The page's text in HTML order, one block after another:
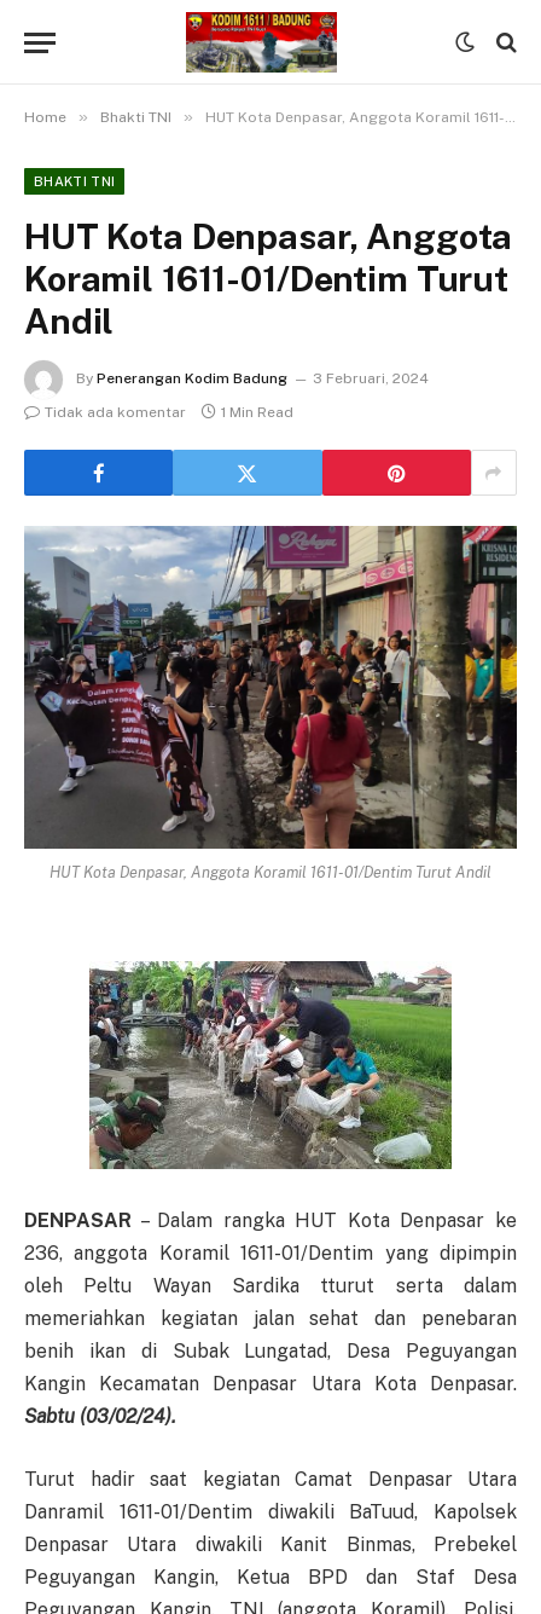
Home » Bhakti TNI » HUT Kota Denpasar, Anggota Koramil 1611-01/Dentim Turut Andil
BHAKTI TNI
HUT Kota Denpasar, Anggota
Koramil 1611-01/Dentim Turut
Andil
By Penerangan Kodim Badung
3 Februari, 2024
Tidak ada komentar
1 Min Read
HUT Kota Denpasar, Anggota Koramil 1611-01/Dentim Turut Andil
DENPASAR – Dalam rangka HUT Kota Denpasar ke
236, anggota Koramil 1611-01/Dentim yang dipimpin
oleh Peltu Wayan Sardika tturut serta dalam
memeriahkan kegiatan jalan sehat dan penebaran
benih ikan di Subak Lungatad, Desa Peguyangan
Kangin Kecamatan Denpasar Utara Kota Denpasar.
Sabtu (03/02/24).
Turut hadir saat kegiatan Camat Denpasar Utara
Danramil 1611-01/Dentim diwakili BaTuud, Kapolsek
Denpasar Utara diwakili Kanit Binmas, Prebekel
Peguyangan Kangin, Ketua BPD dan Staf Desa